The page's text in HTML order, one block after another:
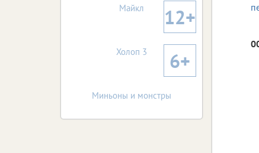
Майкл 12+
Холоп 3 6+
Миньоны и монстры